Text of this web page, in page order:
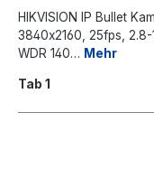
HIKVISION IP Bullet
3840x2160, 25fps, 2.8-
WDR 140… Mehr
Tab 1